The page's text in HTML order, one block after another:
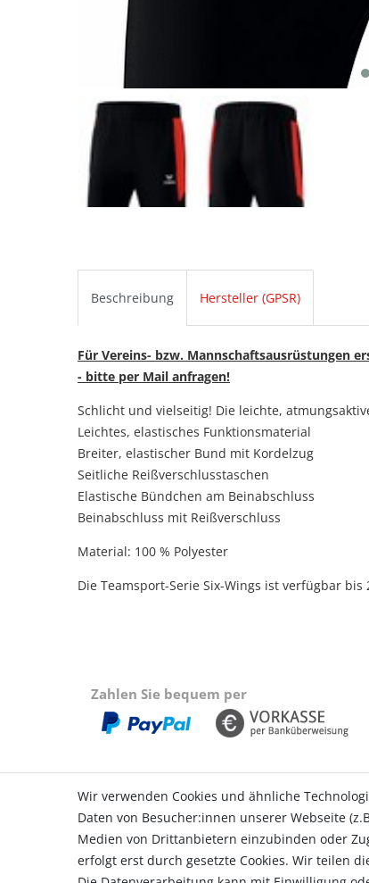
Beschreibung Hersteller (GPSR)
Für Vereins- bzw. Mannschaftsausrüstungen
- bitte per Mail anfragen!
Schlicht und vielseitig! Die leichte,
Leichtes, elastisches Funktionsmaterial
Breiter, elastischer Bund mit Kordelzug
Seitliche Reißverschlusstaschen
Elastische Bündchen am Beinabschluss
Beinabschluss mit Reißverschluss
Material: 100 % Polyester
Die Teamsport-Serie Six-Wings ist verfügbar bis
Zahlen Sie bequem per
Einkaufen
Zahlungsarten
Versandarten & -kosten
Wir verwenden Cookies und ähnliche
Daten von Besucher:innen unserer Webseite
Medien von Drittanbietern einzubinden oder
erfolgt erst durch gesetzte Cookies. Wir teilen